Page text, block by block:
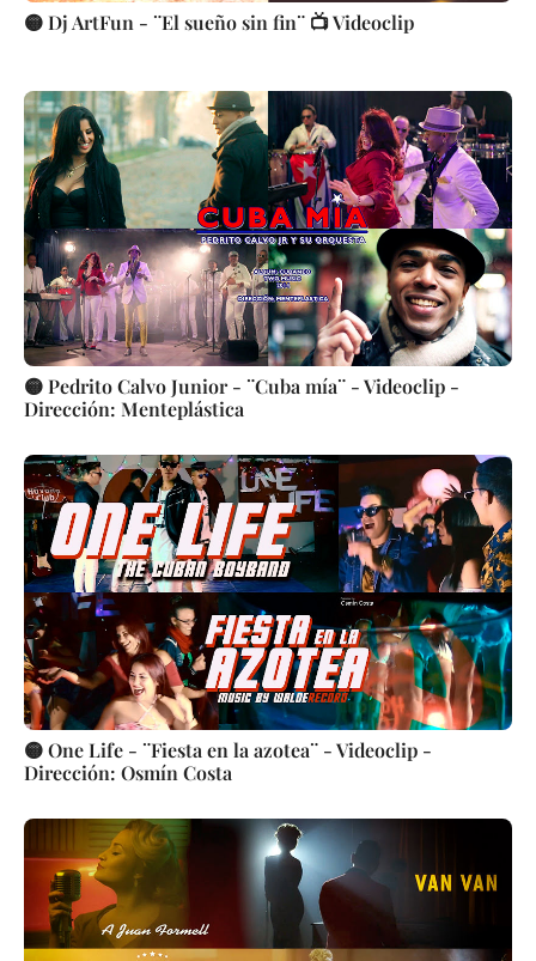
🟡 Dj ArtFun - ¨El sueño sin fin¨ 📺 Videoclip
🟡 Pedrito Calvo Junior - ¨Cuba mía¨ - Videoclip -
Dirección: Menteplástica
🟡 One Life - ¨Fiesta en la azotea¨ - Videoclip -
Dirección: Osmín Costa